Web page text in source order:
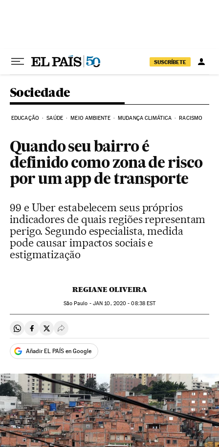
SUSCRÍBETE
Sociedade
EDUCAÇÃO SAÚDE MEIO AMBIENTE MUDANÇA CLIMÁTICA RACISMO
Quando seu bairro é
definido como zona de risco
por um app de transporte
99 e Uber estabelecem seus próprios
indicadores de quais regiões representam
perigo. Segundo especialista, medida
pode causar impactos sociais e
estigmatização
REGIANE OLIVEIRA
São Paulo - JAN 10, 2020 - 08:38EST
Compartir en Whatsapp
Compartir en Facebook
Compartir en Twitter
Desplegar Redes Sociales
Añadir EL PAÍS en Google